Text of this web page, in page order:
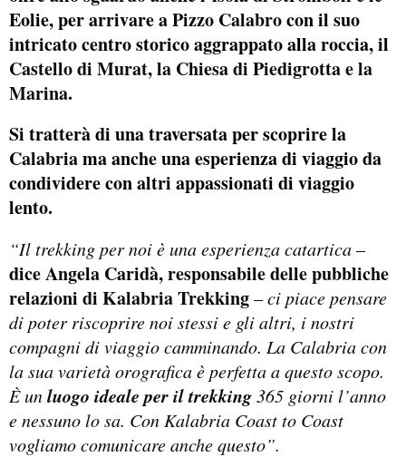
Eolie, per arrivare aPizzo Calabrocon il suo
intricato centro storico aggrappato alla roccia, il
Castello di Murat, la Chiesa di Piedigrotta e la
Marina.
Si tratterà di una traversata per scoprire la
Calabriama anche una esperienza di viaggio da
condividere con altri appassionati di viaggio
lento.
“Il trekking per noi è una esperienza catartica–
diceAngela Caridà, responsabile delle pubbliche
relazioni di Kalabria Trekking–ci piace pensare
di poter riscoprire noi stessi e gli altri, i nostri
compagni di viaggio camminando. La Calabria con
la sua varietà orografica è perfetta a questo scopo.
È unluogo ideale per il trekking365 giorni l’anno
e nessuno lo sa. Con Kalabria Coast to Coast
vogliamo comunicare anche questo”.